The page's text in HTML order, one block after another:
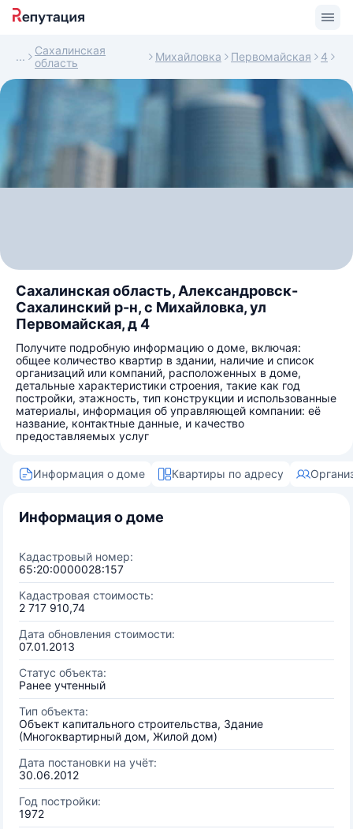
Сахалинская
область
Михайловка Первомайская 4
Сахалинская область, Александровск-
Сахалинский р-н, с Михайловка, ул
Первомайская, д 4
Получите подробную информацию о доме, включая:
общее количество квартир в здании, наличие и список
организаций или компаний, расположенных в доме,
детальные характеристики строения, такие как год
постройки, этажность, тип конструкции и использованные
материалы, информация об управляющей компании: её
название, контактные данные, и качество
предоставляемых услуг
Информация о доме Квартиры по адресу
Информация о доме
Кадастровый номер:
65:20:0000028:157
Кадастровая стоимость:
2 717 910,74
Дата обновления стоимости:
07.01.2013
Статус объекта:
Ранее учтенный
Тип объекта:
Объект капитального строительства, Здание
(Многоквартирный дом, Жилой дом)
Дата постановки на учёт:
30.06.2012
Год постройки:
1972